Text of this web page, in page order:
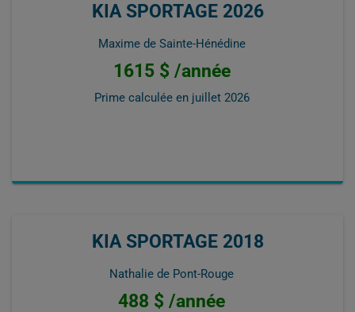
KIA SPORTAGE 2026
Maxime de Sainte-Hénédine
1615 $ /année
Prime calculée en juillet 2026
KIA SPORTAGE 2018
Nathalie de Pont-Rouge
488 $ /année